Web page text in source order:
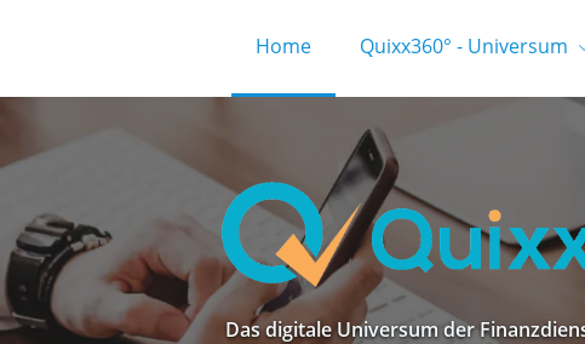
Home Quixx360° - Universum
Das digitale Universum der
Grenzenlose Freiheit.
Hier erhalten Sie Ihren kostenlosen